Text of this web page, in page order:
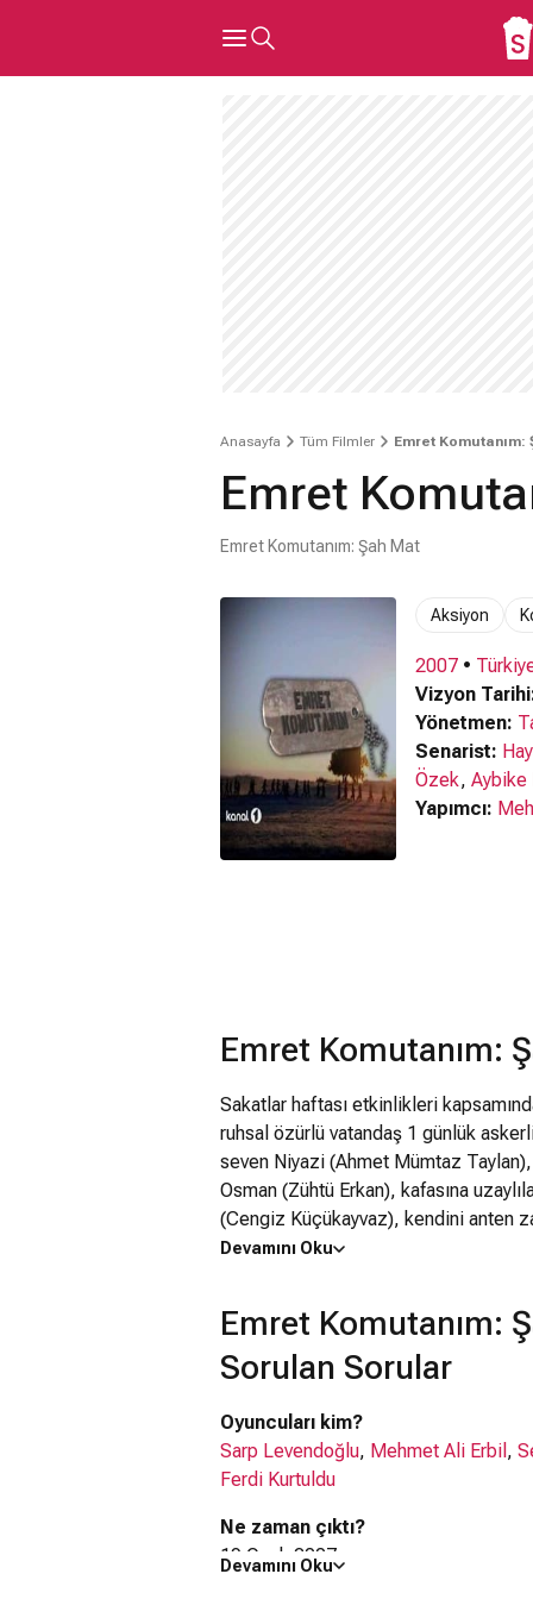
Anasayfa Tüm Filmler Emret Komutanım:
Emret
Emret Komutanım: Şah Mat
Aksiyon
2007 •
Vizyon
Yönetmen:
Senarist:
Özek, Aybike
Yapımcı:
Emret Komutanım:
Sakatlar haftası etkinlikleri
ruhsal özürlü vatandaş 1 günlük
seven Niyazi (Ahmet Mümtaz
Osman (Zühtü Erkan), kafasına
(Cengiz Küçükayvaz), kendini anten
genç Melih (Mert Yavuzcan) ve
sorunları ortalığın karışmasına
ilgileneceğinden emin olan eski ajan
ettiği Levent Üsteğmen (Sarp
Üsteğmen’den intikamını alacaktır.
askerlerin yarattığı kargaşa da
için Levent Üsteğmen ve Deniz
Devamını Oku
Emret Komutanım:
Sorulan Sorular
Oyuncuları kim?
Sarp Levendoğlu, Mehmet Ali Erbil ,
Ferdi Kurtuldu
Ne zaman çıktı?
19 Ocak 2007
Devamını Oku